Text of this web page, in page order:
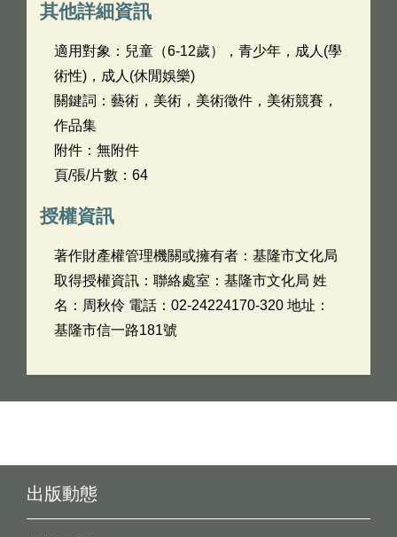
其他詳細資訊
適用對象：兒童（6-12歲），青少年，成人(學
術性)，成人(休閒娛樂)
關鍵詞：藝術，美術，美術徵件，美術競賽，
作品集
附件：無附件
頁/張/片數：64
授權資訊
著作財產權管理機關或擁有者：基隆市文化局
取得授權資訊：聯絡處室：基隆市文化局 姓
名：周秋伶 電話：02-24224170-320 地址：
基隆市信一路181號
出版動態